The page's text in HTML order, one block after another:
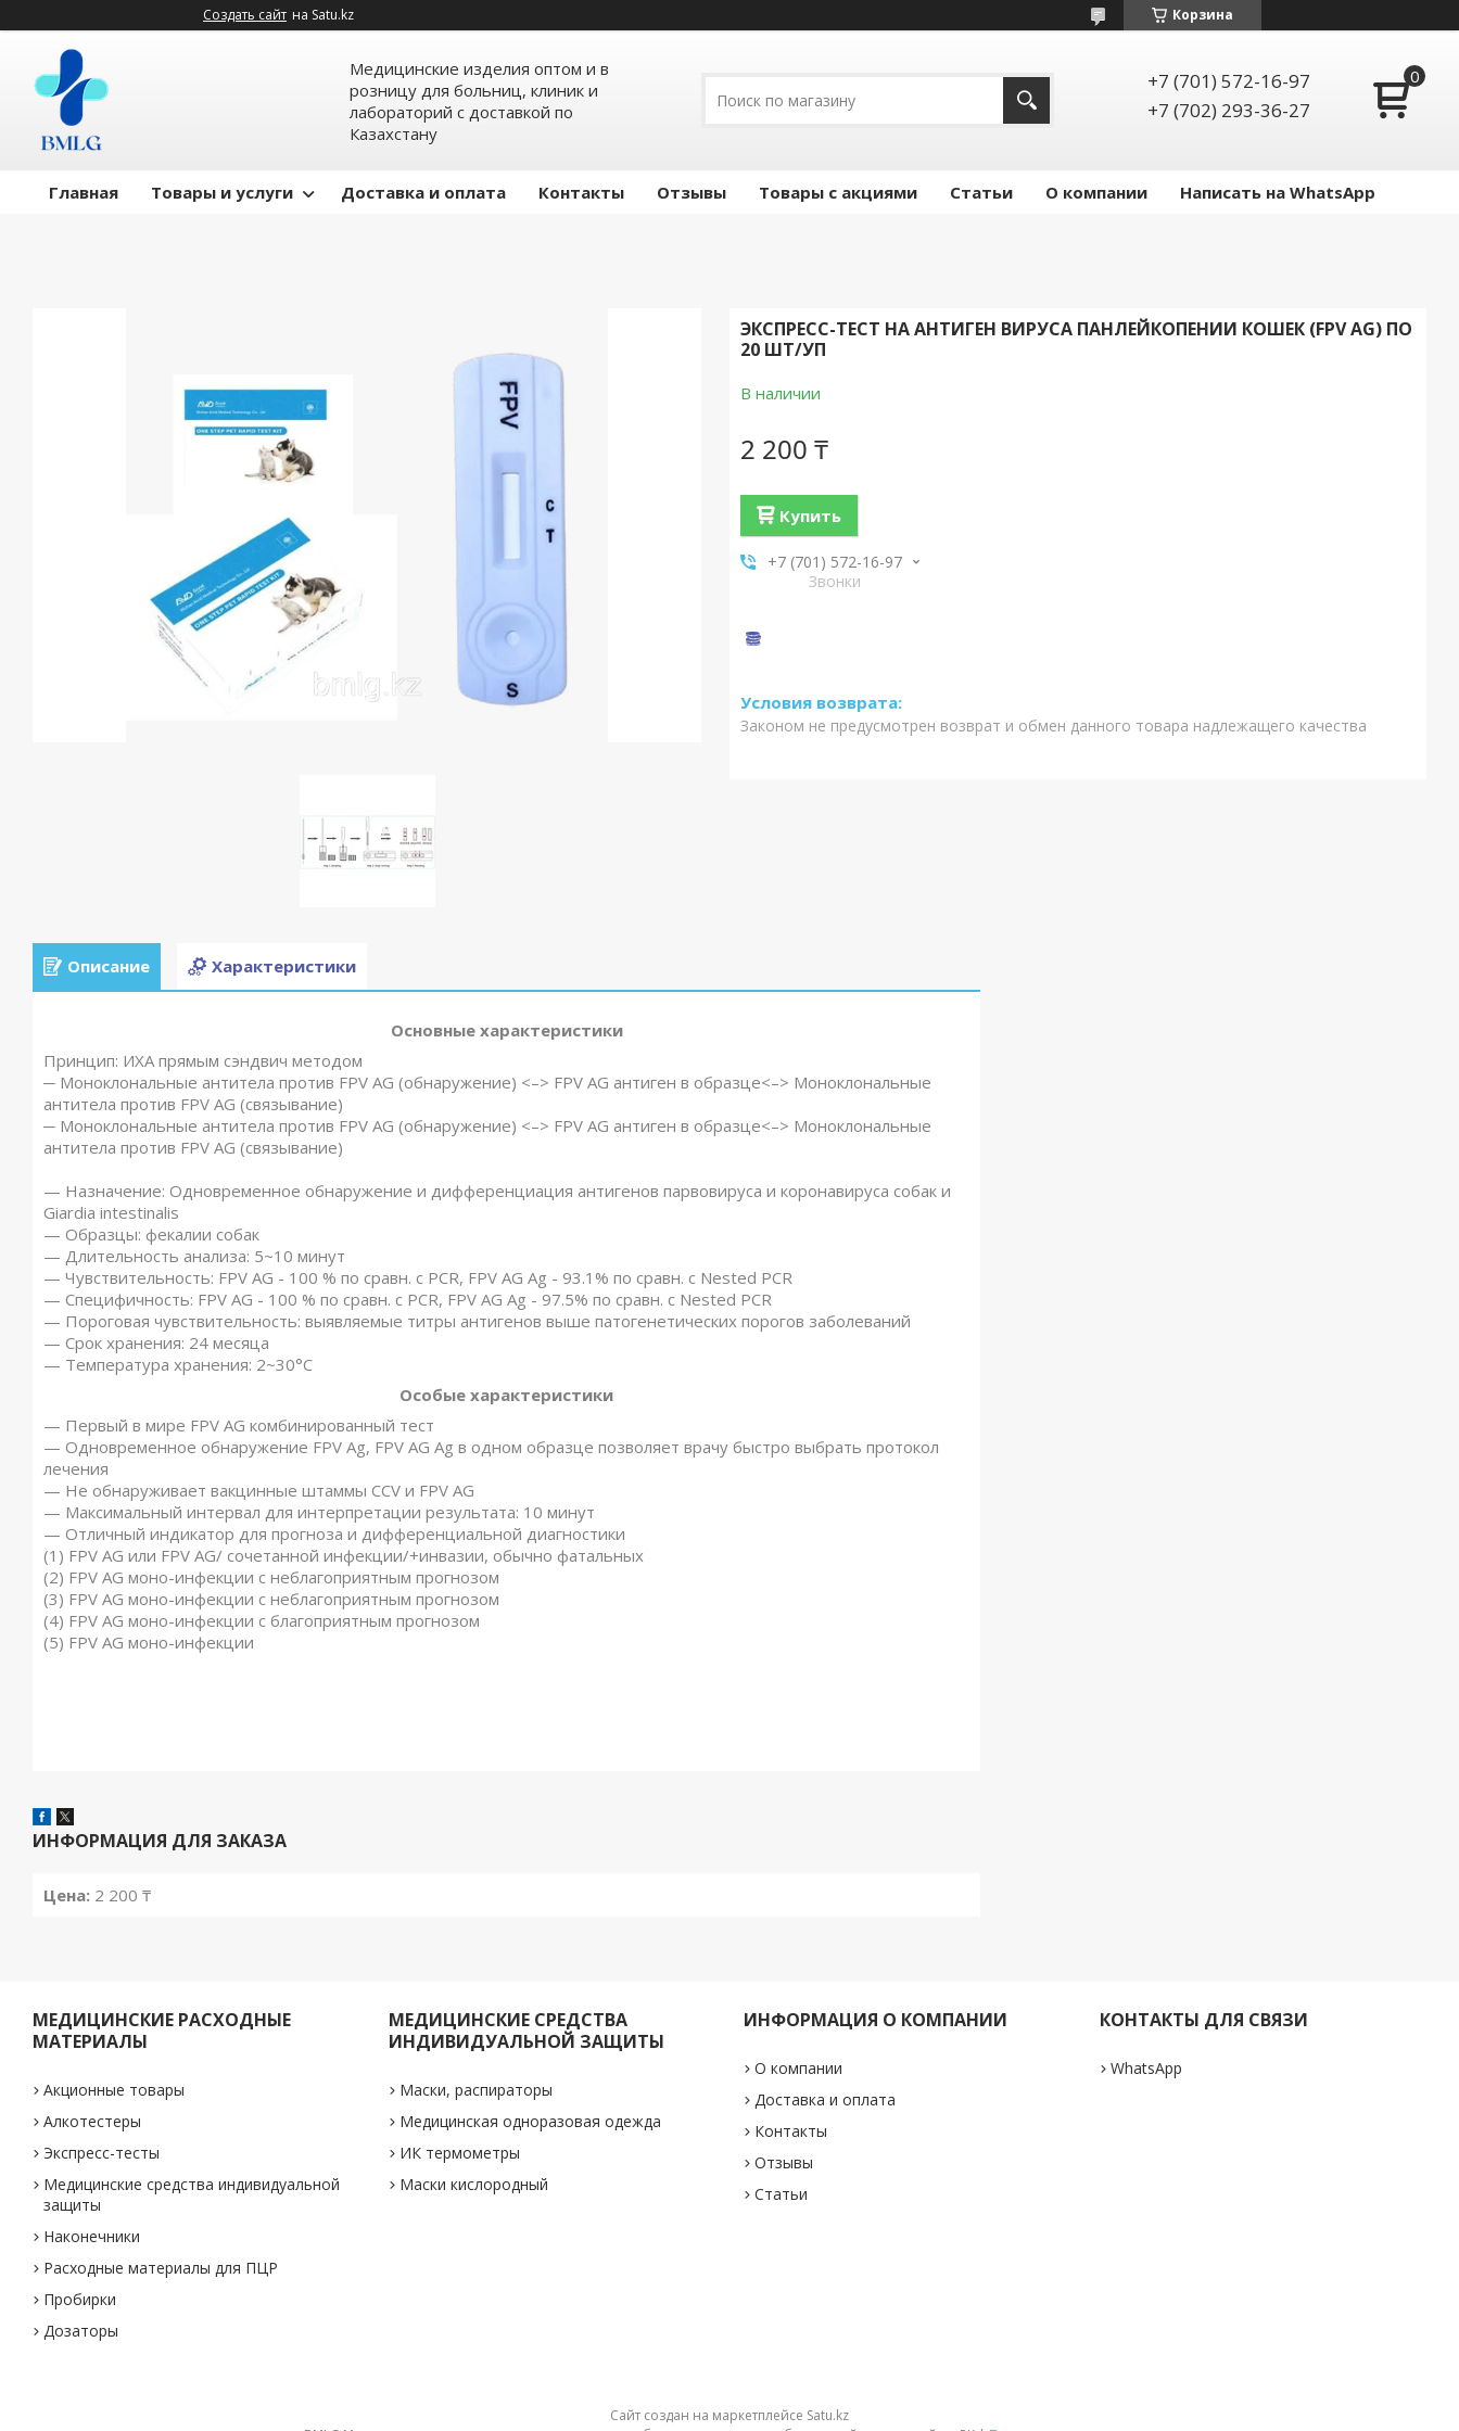
Создать сайт на Satu.kz Корзина
Медицинские изделия оптом и в
розницу для больниц, клиник и
лабораторий с доставкой по
Казахстану
+7 (701) 572-16-97
+7 (702) 293-36-27
Главная Товары и услуги Доставка и оплата Контакты Отзывы Товары с акциями Статьи О компании Написать на WhatsApp
ЭКСПРЕСС-ТЕСТ НА АНТИГЕН ВИРУСА ПАНЛЕЙКОПЕНИИ КОШЕК (FPV AG) ПО
20 ШТ/УП
В наличии
2 200 ₸
Купить
+7 (701) 572-16-97
Звонки
Законом не предусмотрен возврат и обмен данного товара надлежащего качества
Описание Характеристики
Основные характеристики
Принцип: ИХА прямым сэндвич методом
─ Моноклональные антитела против FPV AG (обнаружение) <–> FPV AG антиген в образце<–> Моноклональные
антитела против FPV AG (связывание)
─ Моноклональные антитела против FPV AG (обнаружение) <–> FPV AG антиген в образце<–> Моноклональные
антитела против FPV AG (связывание)
— Назначение: Одновременное обнаружение и дифференциация антигенов парвовируса и коронавируса собак и
Giardia intestinalis
— Образцы: фекалии собак
— Длительность анализа: 5~10 минут
— Чувствительность: FPV AG - 100 % по сравн. с PCR, FPV AG Ag - 93.1% по сравн. c Nested PCR
— Специфичность: FPV AG - 100 % по сравн. с PCR, FPV AG Ag - 97.5% по сравн. c Nested PCR
— Пороговая чувствительность: выявляемые титры антигенов выше патогенетических порогов заболеваний
— Срок хранения: 24 месяца
— Температура хранения: 2~30°C
Особые характеристики
— Первый в мире FPV AG комбинированный тест
— Одновременное обнаружение FPV Ag, FPV AG Ag в одном образце позволяет врачу быстро выбрать протокол
лечения
— Не обнаруживает вакцинные штаммы CСV и FPV AG
— Максимальный интервал для интерпретации результата: 10 минут
— Отличный индикатор для прогноза и дифференциальной диагностики
(1) FPV AG или FPV AG/ сочетанной инфекции/+инвазии, обычно фатальных
(2) FPV AG моно-инфекции с неблагоприятным прогнозом
(3) FPV AG моно-инфекции с неблагоприятным прогнозом
(4) FPV AG моно-инфекции с благоприятным прогнозом
(5) FPV AG моно-инфекции
ИНФОРМАЦИЯ ДЛЯ ЗАКАЗА
Цена: 2 200 ₸
МЕДИЦИНСКИЕ РАСХОДНЫЕ
МАТЕРИАЛЫ
Акционные товары
Алкотестеры
Экспресс-тесты
Медицинские средства индивидуальной
защиты
Наконечники
Расходные материалы для ПЦР
Пробирки
Дозаторы
МЕДИЦИНСКИЕ СРЕДСТВА
ИНДИВИДУАЛЬНОЙ ЗАЩИТЫ
Маски, распираторы
Медицинская одноразовая одежда
ИК термометры
Маски кислородный
ИНФОРМАЦИЯ О КОМПАНИИ
О компании
Доставка и оплата
Контакты
Отзывы
Статьи
КОНТАКТЫ ДЛЯ СВЯЗИ
WhatsApp
Сайт создан на маркетплейсе Satu.kz